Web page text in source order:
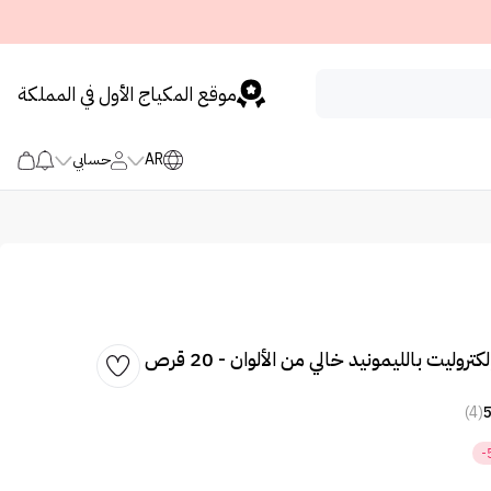
موقع المكياج الأول في المملكة
AR حسابي
بالليمونيد خالي من الألوان - 20 قرص
5
(4)
-